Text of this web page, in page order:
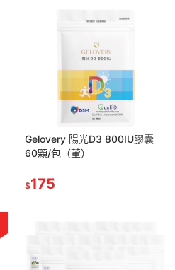
Gelovery 陽光D3 800IU膠囊
60顆/包（葷）
$175